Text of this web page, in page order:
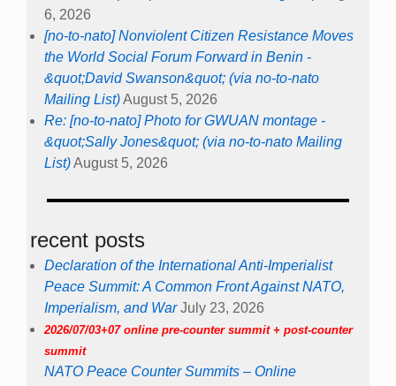
6, 2026
[no-to-nato] Nonviolent Citizen Resistance Moves
the World Social Forum Forward in Benin -
&quot;David Swanson&quot; (via no-to-nato
Mailing List)August 5, 2026
Re: [no-to-nato] Photo for GWUAN montage -
&quot;Sally Jones&quot; (via no-to-nato Mailing
List)August 5, 2026
recent posts
Declaration of the International Anti-Imperialist
Peace Summit: A Common Front Against NATO,
Imperialism, and War July 23, 2026
2026/07/03+07 online pre-counter summit + post-counter
summit
NATO Peace Counter Summits – Online